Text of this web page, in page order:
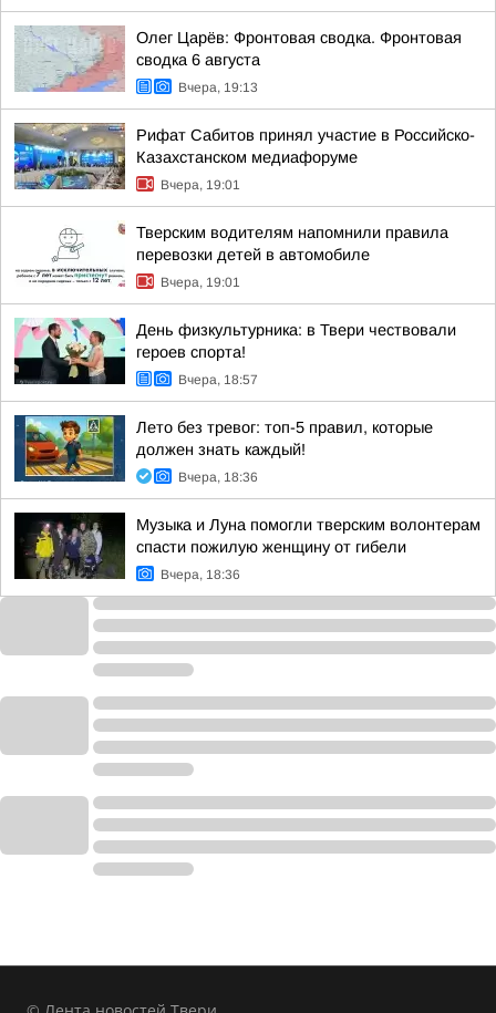
Олег Царёв: Фронтовая сводка. Фронтовая
сводка 6 августа
Вчера, 19:13
Рифат Сабитов принял участие в Российско-
Казахстанском медиафоруме
Вчера, 19:01
Тверским водителям напомнили правила
перевозки детей в автомобиле
Вчера, 19:01
День физкультурника: в Твери чествовали
героев спорта!
Вчера, 18:57
Лето без тревог: топ-5 правил, которые
должен знать каждый!
Вчера, 18:36
Музыка и Луна помогли тверским волонтерам
спасти пожилую женщину от гибели
Вчера, 18:36